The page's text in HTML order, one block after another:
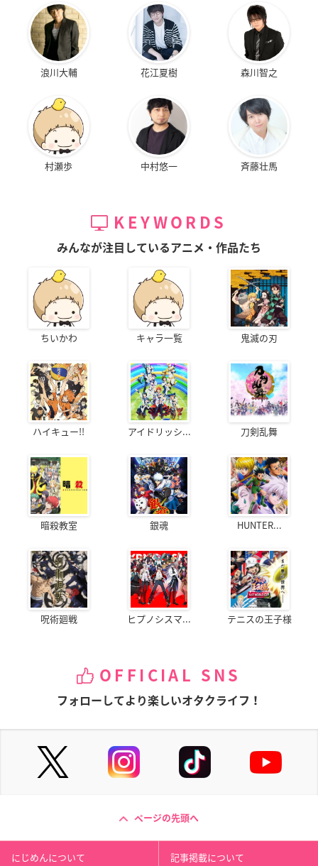
浪川大輔 花江夏樹 森川智之
村瀬歩 中村悠一 斉藤壮馬
KEYWORDS
みんなが注目しているアニメ・作品たち
ちいかわ キャラ一覧 鬼滅の刃
ハイキュー!! アイドリッシ... 刀剣乱舞
暗殺教室 銀魂 HUNTER...
呪術廻戦 ヒプノシスマ... テニスの王子様
OFFICIAL SNS
フォローしてより楽しいオタクライフ！
ページの先頭へ
にじめんについて 記事掲載について